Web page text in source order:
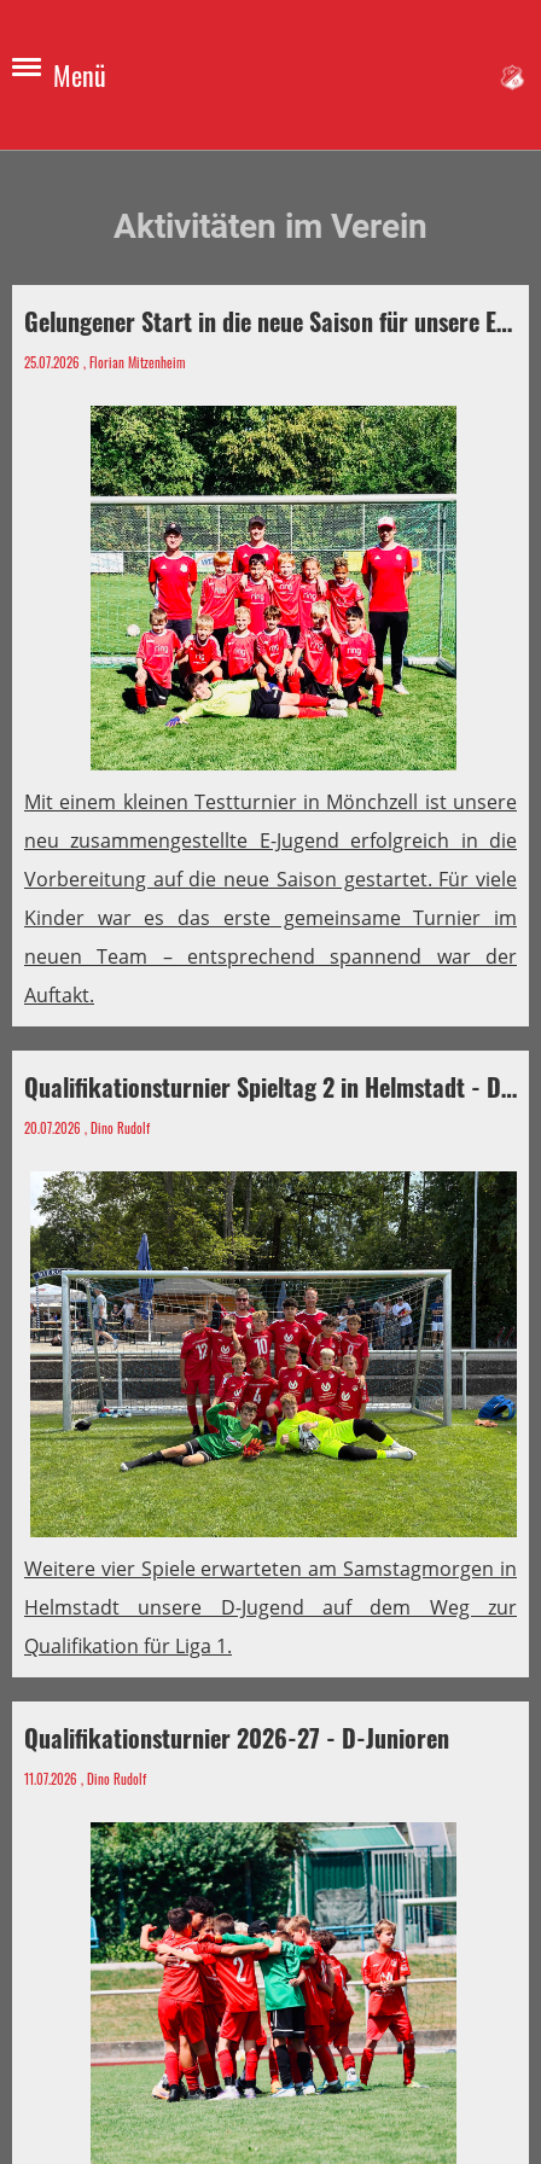
Menü
Aktivitäten im Verein
Gelungener Start in die neue Saison für unsere E-Jugend.
25.07.2026 , Florian Mitzenheim
Mit einem kleinen Testturnier in Mönchzell ist unsere
neu zusammengestellte E-Jugend erfolgreich in die
Vorbereitung auf die neue Saison gestartet. Für viele
Kinder war es das erste gemeinsame Turnier im
neuen Team – entsprechend spannend war der
Auftakt.
Qualifikationsturnier Spieltag 2 in Helmstadt - D-Junioren
20.07.2026 , Dino Rudolf
Weitere vier Spiele erwarteten am Samstagmorgen in
Helmstadt unsere D-Jugend auf dem Weg zur
Qualifikation für Liga 1.
Qualifikationsturnier 2026-27 - D-Junioren
11.07.2026 , Dino Rudolf